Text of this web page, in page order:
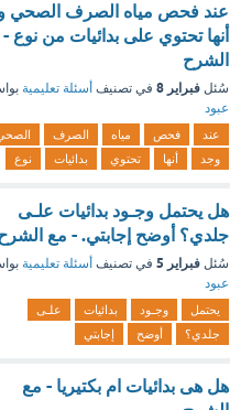
عند فحص مياه الصرف الصحي
أنها تحتوي على بدائيات من نوع
الشرح
سُئل فبراير 8 في تصنيف أسئلة تعليمية
عبود
عند فحص مياه الصرف
وجد
أنها تحتوي بدائيات نوع
هل يحتمل وجـود بدائيات علـى
جلدي؟ أوضح إجابتي. - مع
سُئل فبراير 5 في تصنيف أسئلة تعليمية
عبود
يحتمل وجـود بدائيات
علـى
جلدي؟
أوضح إجابتي
هل هى بدائيات ام بكتيريا - مع